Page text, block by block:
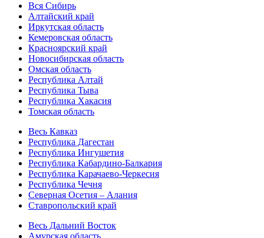
Вся Сибирь
Алтайский край
Иркутская область
Кемеровская область
Красноярский край
Новосибирская область
Омская область
Республика Алтай
Республика Тыва
Республика Хакасия
Томская область
Весь Кавказ
Республика Дагестан
Республика Ингушетия
Республика Кабардино-Балкария
Республика Карачаево-Черкесия
Республика Чечня
Северная Осетия – Алания
Ставропольский край
Весь Дальний Восток
Амурская область